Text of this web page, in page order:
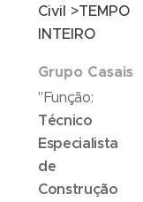
Civil >TEMPO
INTEIRO
Grupo Casais
"Função:
Técnico
Especialista
de
Construção